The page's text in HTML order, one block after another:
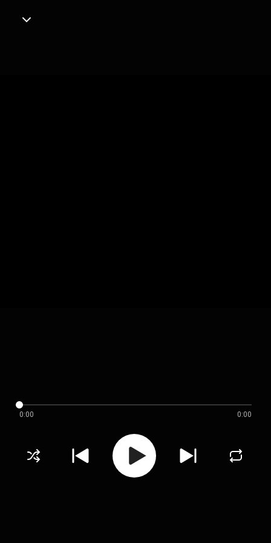
0:00 0:00